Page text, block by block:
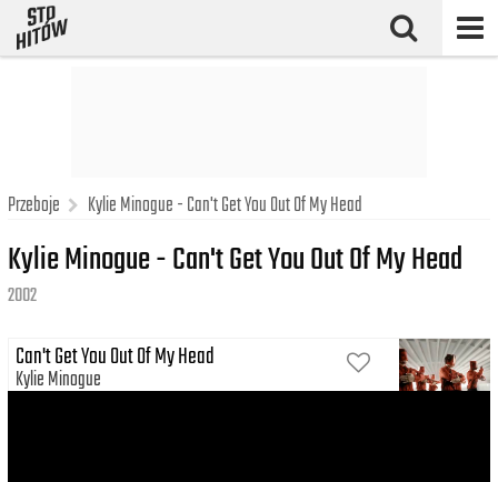
Przeboje Kylie Minogue - Can't Get You Out Of My Head
Kylie Minogue - Can't Get You Out Of My Head
2002
Can't Get You Out Of My Head
Kylie Minogue